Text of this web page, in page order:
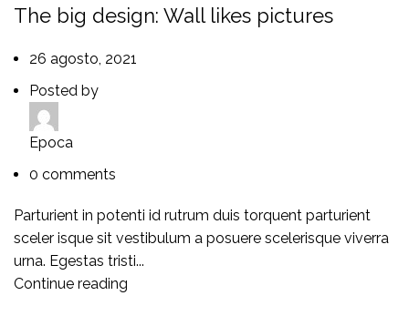
The big design: Wall likes pictures
26 agosto, 2021
Posted by
Epoca
0 comments
Parturient in potenti id rutrum duis torquent parturient
sceler isque sit vestibulum a posuere scelerisque viverra
urna. Egestas tristi...
Continue reading